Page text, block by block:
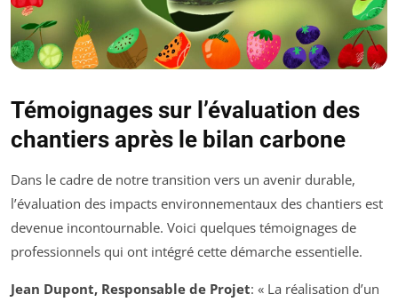
Témoignages sur l’évaluation des
chantiers après le bilan carbone
Dans le cadre de notre transition vers un avenir durable,
l’évaluation des impacts environnementaux des chantiers est
devenue incontournable. Voici quelques témoignages de
professionnels qui ont intégré cette démarche essentielle.
Jean Dupont, Responsable de Projet: « La réalisation d’un